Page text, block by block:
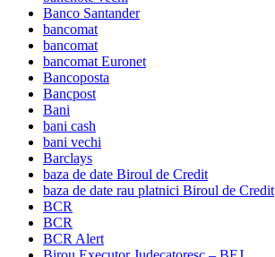
Banco Santander
bancomat
bancomat
bancomat Euronet
Bancoposta
Bancpost
Bani
bani cash
bani vechi
Barclays
baza de date Biroul de Credit
baza de date rau platnici Biroul de Credit
BCR
BCR
BCR Alert